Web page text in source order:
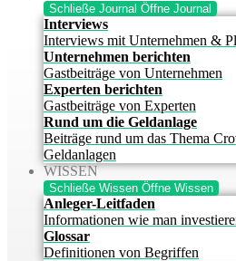
Schließe Journal Öffne Journal
Interviews
Interviews mit Unternehmen &
Unternehmen berichten
Gastbeiträge von Unternehmen
Experten berichten
Gastbeiträge von Experten
Rund um die Geldanlage
Beiträge rund um das Thema
Geldanlagen
WISSEN
Schließe Wissen Öffne Wissen
Anleger-Leitfaden
Informationen wie man
Glossar
Definitionen von Begriffen